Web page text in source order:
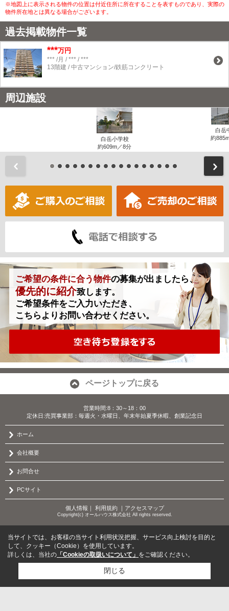
※地図上に表示される物件の位置は付近住所に所在することを表すものであり、実際の
物件所在地とは異なる場合がございます。
過去掲載物件一覧
***万円
*** /月 / *** / ***
13階建 / 中古マンション/鉄筋コンクリート
周辺施設
白岳小学校
約609m／8分
白岳
約
ご希望の条件に合う物件の募集が出ましたら、
優先的に紹介致します。
ご希望条件をご入力いただき、
こちらよりお問い合わせください。
ページトップに戻る
営業時間:8：30～18：00
定休日:売買事業部：毎週火・水曜日、年末年始夏季休暇、創業記念日
ホーム
会社概要
お問合せ
PCサイト
個人情報 ｜ 利用規約｜ アクセスマップ
Copyright(c) オールハウス株式会社 All rights reserved.
当サイトでは、お客様の当サイト利用状況把握、サービス向上検討を目的と
して、クッキー（Cookie）を使用しています。
詳しくは、当社の 「Cookieの取扱いについて」 をご確認ください。
閉じる